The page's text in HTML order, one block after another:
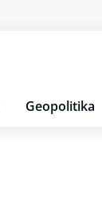
Geopolitika